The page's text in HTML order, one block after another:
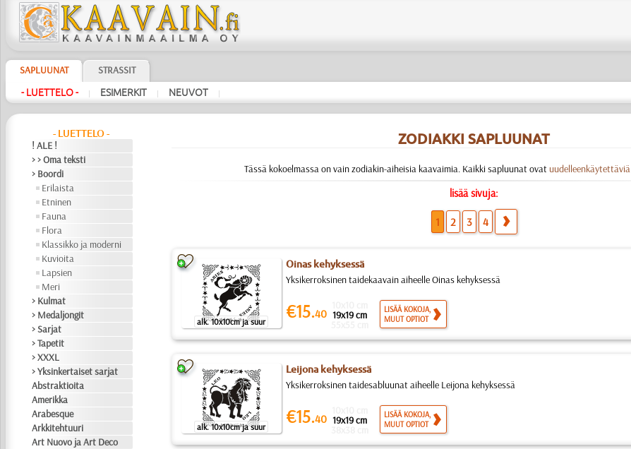
SAPLUUNAT STRASSIT
- LUETTELO - | ESIMERKIT | NEUVOT |
- LUETTELO -
! ALE !
> > Oma teksti
> Boordi
Erilaista
Etninen
Fauna
Flora
Klassikko ja moderni
Kuvioita
Lapsien
Meri
> Kulmat
> Medaljongit
> Sarjat
> Tapetit
> XXXL
> Yksinkertaiset sarjat
Abstraktioita
Amerikka
Arabesque
Arkkitehtuuri
Art Nuovo ja Art Deco
ZODIAKKI SAPLUUNAT
Tässä kokoelmassa on vain zodiakin-aiheisia kaavaimia. Kaikki sapluunat ovat uudelleenkäytettäviä
lisää sivuja:
1 2 3 4
alk. 10x10cm ja suur
Oinas kehyksessä
Yksikerroksinen taidekaavain aiheelle Oinas kehyksessä
€15.40 19x19 cm
LISÄÄ KOKOJA,
MUUT OPTIOT
alk. 10x10cm ja suur
Leijona kehyksessä
Yksikerroksinen taidesabluunat aiheelle Leijona kehyksessä
€15.40 19x19 cm
LISÄÄ KOKOJA,
MUUT OPTIOT